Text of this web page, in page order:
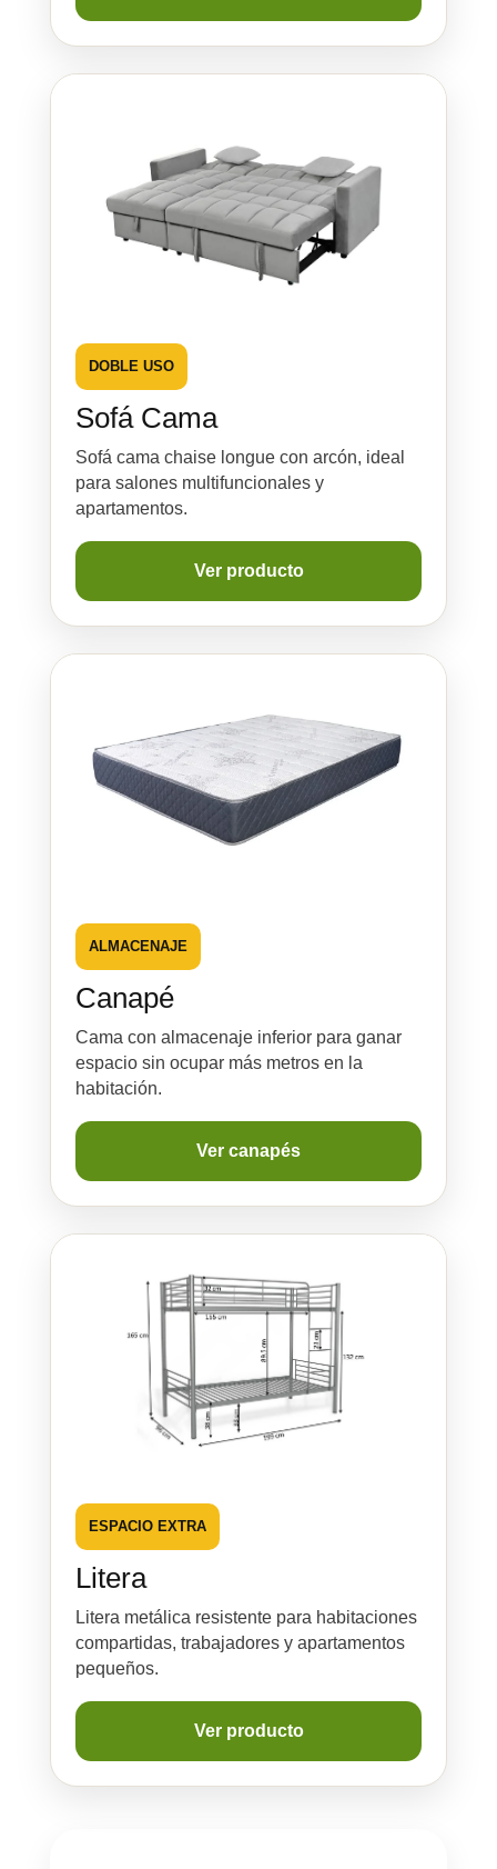
DOBLE USO
Sofá Cama
Sofá cama chaise longue con arcón, ideal
para salones multifuncionales y
apartamentos.
Ver producto
ALMACENAJE
Canapé
Cama con almacenaje inferior para ganar
espacio sin ocupar más metros en la
habitación.
Ver canapés
ESPACIO EXTRA
Litera
Litera metálica resistente para habitaciones
compartidas, trabajadores y apartamentos
pequeños.
Ver producto